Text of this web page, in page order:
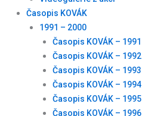
Časopis KOVÁK
1991 – 2000
Časopis KOVÁK – 1991
Časopis KOVÁK – 1992
Časopis KOVÁK – 1993
Časopis KOVÁK – 1994
Časopis KOVÁK – 1995
Časopis KOVÁK – 1996